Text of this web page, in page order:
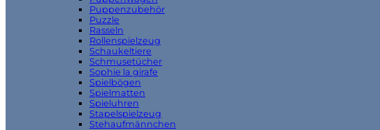
Puppenzubehör
Puzzle
Rasseln
Rollenspielzeug
Schaukeltiere
Schmusetücher
Sophie la girafe
Spielbögen
Spielmatten
Spieluhren
Stapelspielzeug
Stehaufmännchen